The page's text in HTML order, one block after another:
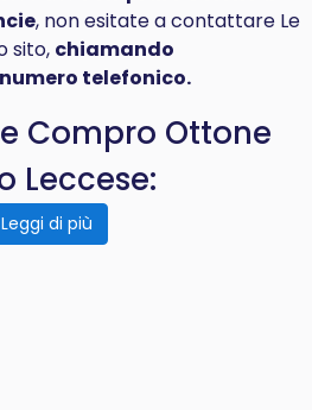
, non esitate a contattare Le
sito, chiamando
telefonico.
Compro Ottone
Leccese:
Leggi di più